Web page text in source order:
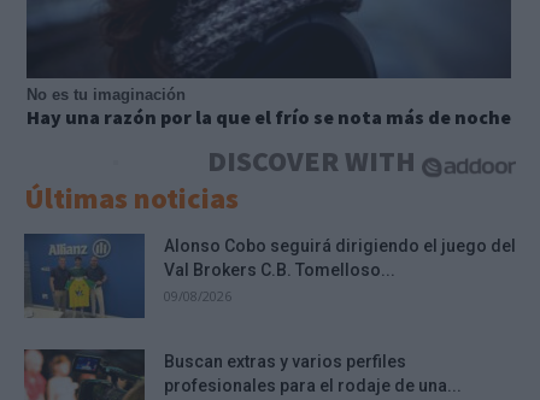
No es tu imaginación
Hay una razón por la que el frío se nota más de noche
DISCOVER WITH
Últimas noticias
Alonso Cobo seguirá dirigiendo el juego del
Val Brokers C.B. Tomelloso...
09/08/2026
Buscan extras y varios perfiles
profesionales para el rodaje de una...